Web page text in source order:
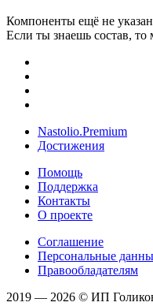
Компоненты ещё не
Если ты знаешь состав,
Nastolio.Premium
Достижения
Помощь
Поддержка
Контакты
О проекте
Соглашение
Персональные
Правообладателям
2019 — 2026 © ИП